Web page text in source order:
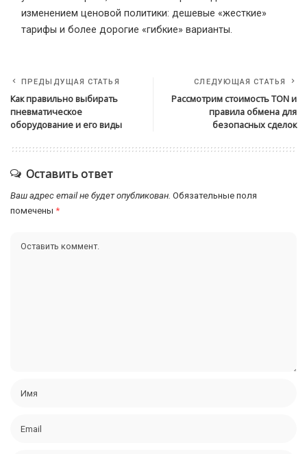
изменением ценовой политики: дешевые «жесткие»
тарифы и более дорогие «гибкие» варианты.
ПРЕДЫДУЩАЯ СТАТЬЯ
Как правильно выбирать
пневматическое
оборудование и его виды
СЛЕДУЮЩАЯ СТАТЬЯ
Рассмотрим стоимость TON и
правила обмена для
безопасных сделок
Оставить ответ
Ваш адрес email не будет опубликован. Обязательные поля
помечены *